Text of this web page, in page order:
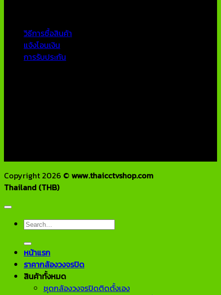
วิธีการซื้อสินค้า
แจ้งโอนเงิน
การรับประกัน
Copyright 2026 © www.thaicctvshop.com
Thailand (THB)
Search
หน้าแรก
ราคากล้องวงจรปิด
สินค้าทั้งหมด
ชุดกล้องวงจรปิดติดตั้งเอง